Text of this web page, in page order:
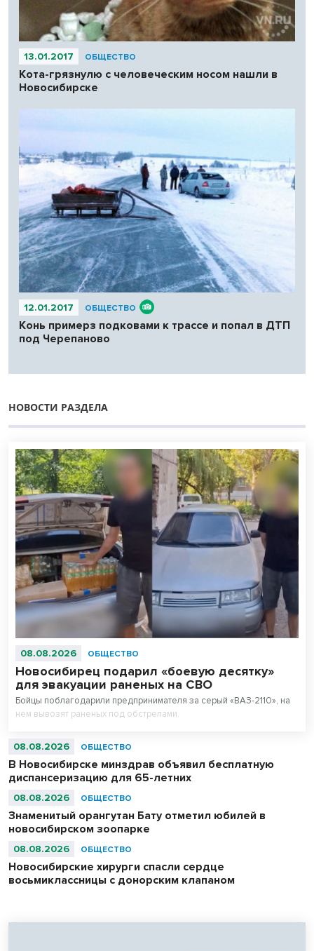
13.01.2017 ОБЩЕСТВО
Кота-грязнулю с человеческим носом нашли в
Новосибирске
12.01.2017 ОБЩЕСТВО
Конь примерз подковами к трассе и попал в ДТП
под Черепаново
НОВОСТИ РАЗДЕЛА
08.08.2026 ОБЩЕСТВО
Новосибирец подарил «боевую десятку»
для эвакуации раненых на СВО
Бойцы поблагодарили предпринимателя за серый «ВАЗ-2110», на
нем вывозят раненых под обстрелами.
08.08.2026 ОБЩЕСТВО
В Новосибирске минздрав объявил бесплатную
диспансеризацию для 65-летних
08.08.2026 ОБЩЕСТВО
Знаменитый орангутан Бату отметил юбилей в
новосибирском зоопарке
08.08.2026 ОБЩЕСТВО
Новосибирские хирурги спасли сердце
восьмиклассницы с донорским клапаном